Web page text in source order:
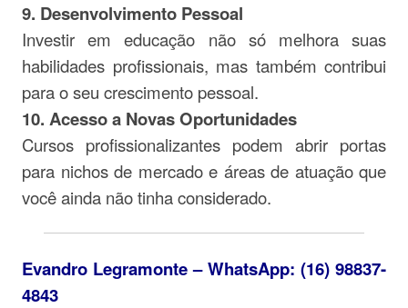
9. Desenvolvimento Pessoal
Investir em educação não só melhora suas
habilidades profissionais, mas também contribui
para o seu crescimento pessoal.
10. Acesso a Novas Oportunidades
Cursos profissionalizantes podem abrir portas
para nichos de mercado e áreas de atuação que
você ainda não tinha considerado.
Evandro Legramonte – WhatsApp: (16) 98837-
4843